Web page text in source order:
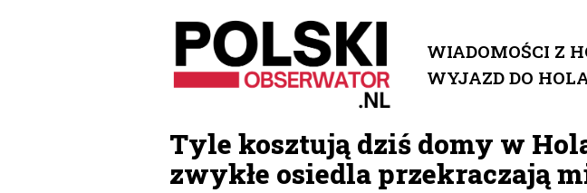
Przejdź
do
WIADOMOŚCI Z
WYJAZD DO
Tyle kosztują dziś domy w
zwykłe osiedla przekraczają